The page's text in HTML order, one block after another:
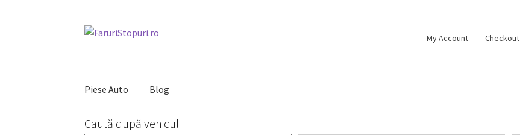
Sari
Sari
My Account Checkout
Piese Auto Blog
Prima paginăCart Checkout
Caută după vehicul